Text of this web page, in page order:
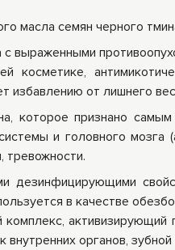
масла семян черного
выраженными
косметике,
избавлению от лишнего
которое признано
и головного
тревожности.
дезинфицирующими
в качестве
активизирующий
органов, зубной